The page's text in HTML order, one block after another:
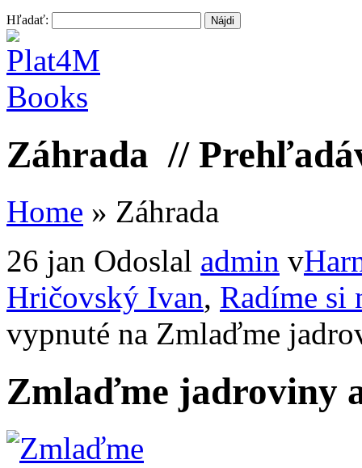
Hľadať:
Záhrada //
Home » Záhrada
26 jan Odoslal admin v
Hričovský Ivan, Radíme si
vypnuté na Zmlaďme
Zmlaďme jadroviny